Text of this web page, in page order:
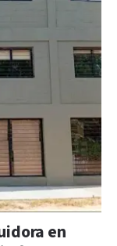
en